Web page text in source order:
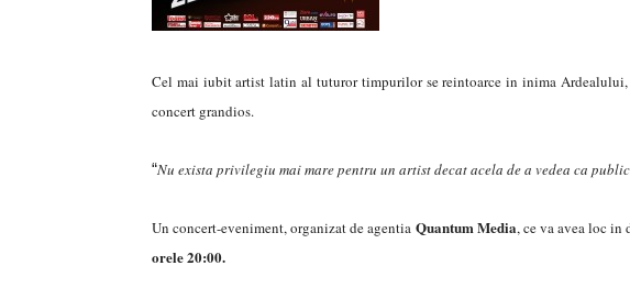
Cel mai iubit artist latin al tuturor timpurilor se reintoarce in inima Ardealului,
concert grandios.
“Nu exista privilegiu mai mare pentru un artist decat acela de a vedea ca
Un concert-eveniment, organizat de agentia Quantum Media, ce va avea loc in
orele 20:00.